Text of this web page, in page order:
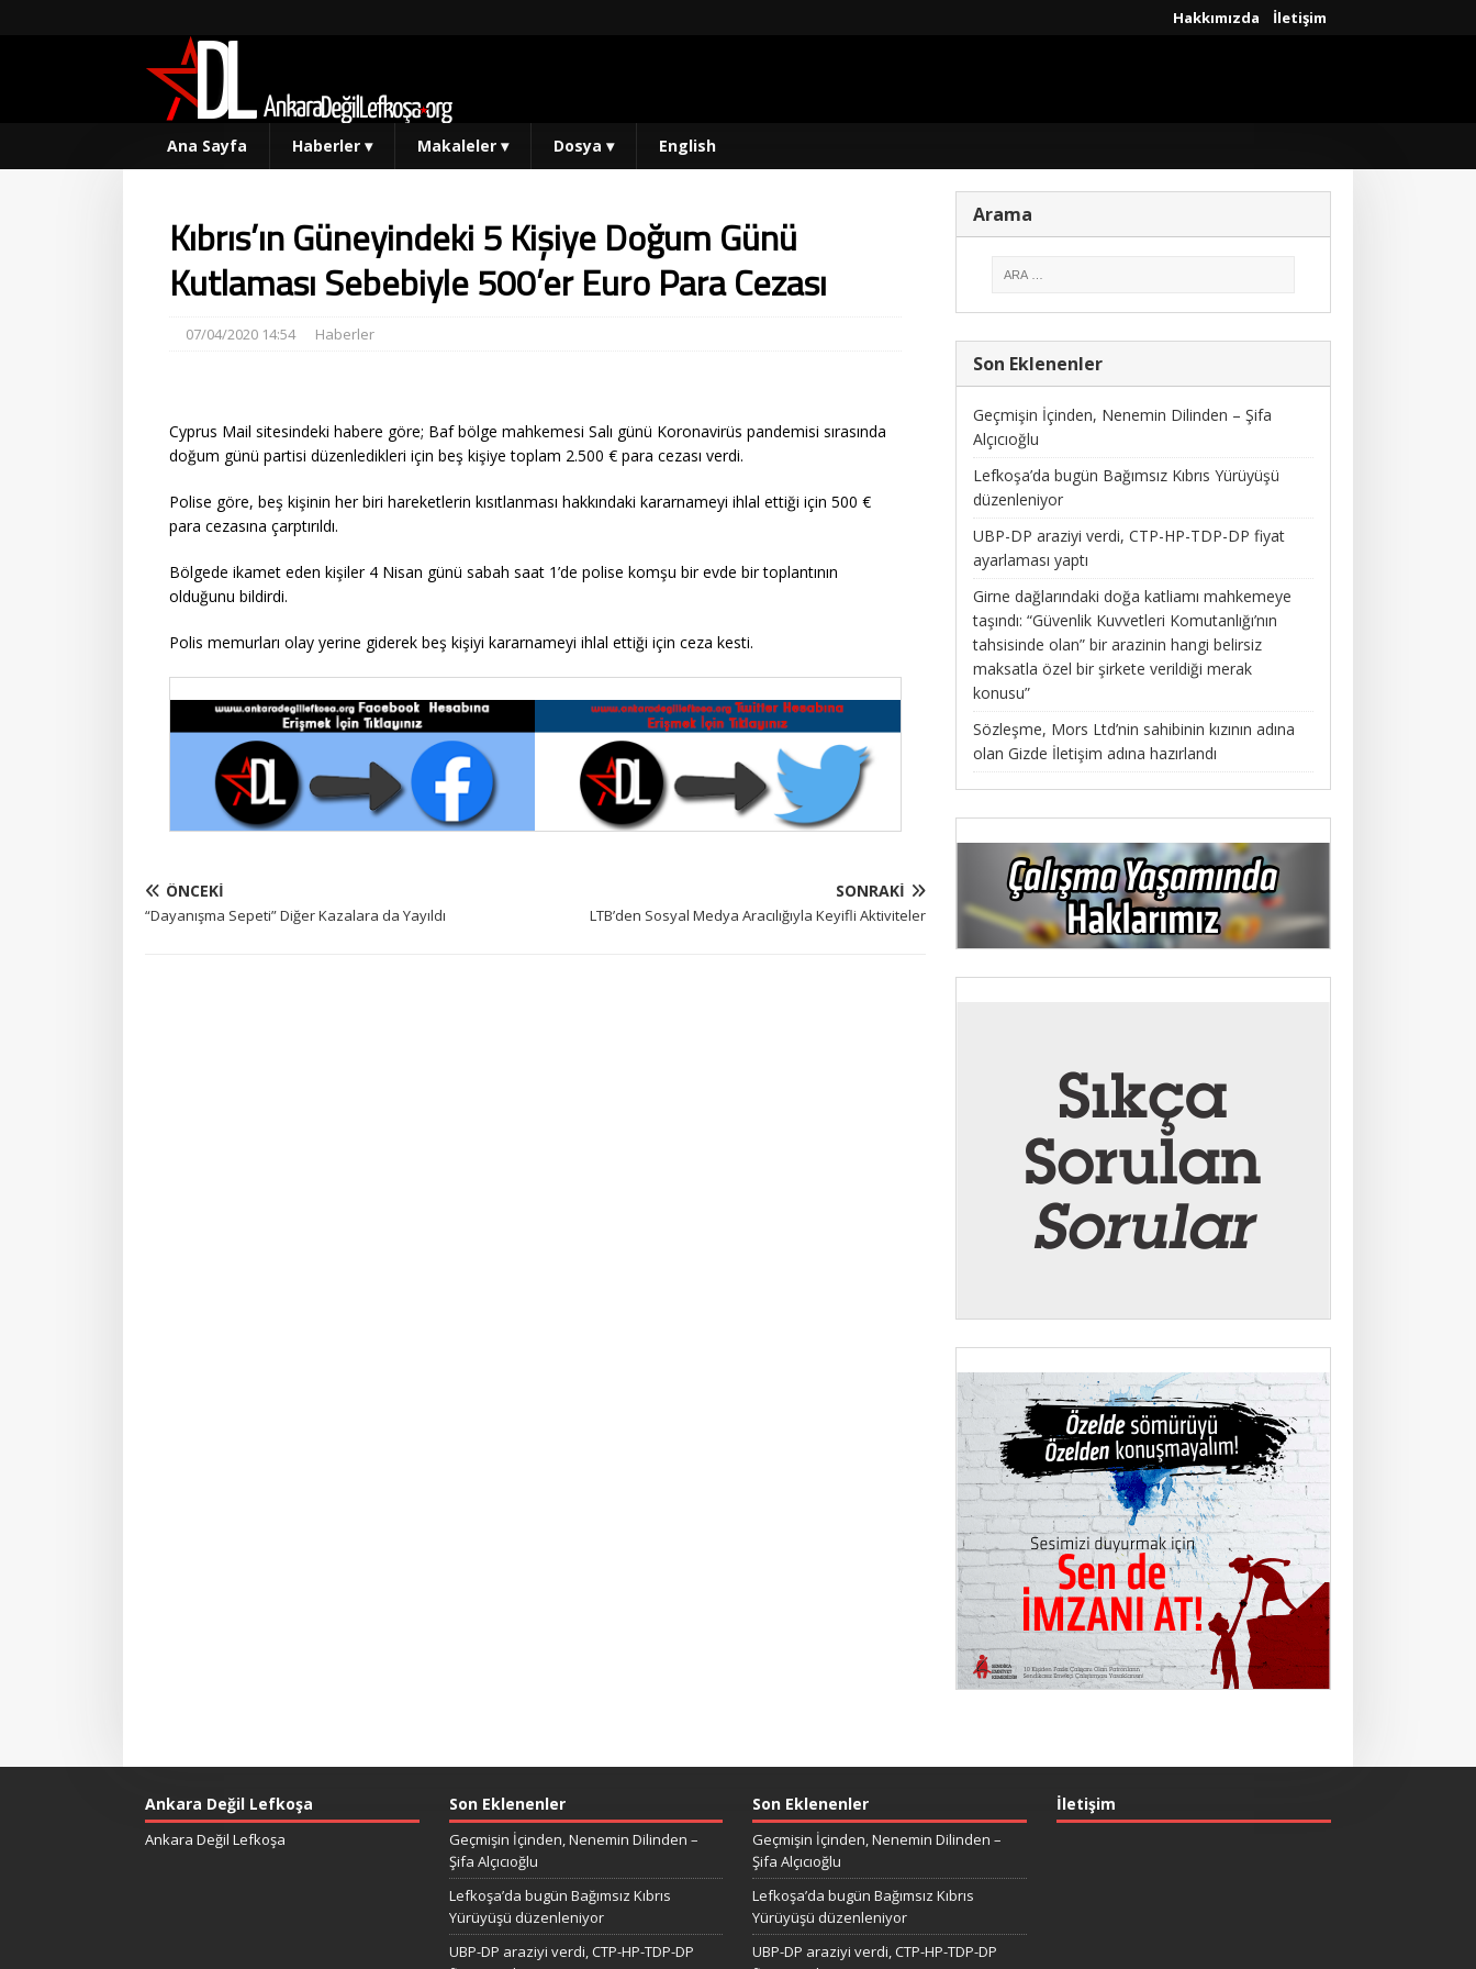
Hakkımızda İletişim
Ana Sayfa Haberler ▾ Makaleler ▾ Dosya ▾ English
Kıbrıs’ın Güneyindeki 5 Kişiye Doğum Günü
Kutlaması Sebebiyle 500’er Euro Para Cezası
07/04/2020 14:54 Haberler
Cyprus Mail sitesindeki habere göre; Baf bölge mahkemesi Salı günü Koronavirüs pandemisi sırasında
doğum günü partisi düzenledikleri için beş kişiye toplam 2.500 € para cezası verdi.
Polise göre, beş kişinin her biri hareketlerin kısıtlanması hakkındaki kararnameyi ihlal ettiği için 500 €
para cezasına çarptırıldı.
Bölgede ikamet eden kişiler 4 Nisan günü sabah saat 1’de polise komşu bir evde bir toplantının
olduğunu bildirdi.
Polis memurları olay yerine giderek beş kişiyi kararnameyi ihlal ettiği için ceza kesti.
ÖNCEKI
“Dayanışma Sepeti” Diğer Kazalara da Yayıldı
SONRAKI
LTB’den Sosyal Medya Aracılığıyla Keyifli Aktiviteler
Arama
Son Eklenenler
Geçmişin İçinden, Nenemin Dilinden – Şifa
Alçıcıoğlu
Lefkoşa’da bugün Bağımsız Kıbrıs Yürüyüşü
düzenleniyor
UBP-DP araziyi verdi, CTP-HP-TDP-DP fiyat
ayarlaması yaptı
Girne dağlarındaki doğa katliamı mahkemeye
taşındı: “Güvenlik Kuvvetleri Komutanlığı’nın
tahsisinde olan” bir arazinin hangi belirsiz
maksatla özel bir şirkete verildiği merak
konusu”
Sözleşme, Mors Ltd’nin sahibinin kızının adına
olan Gizde İletişim adına hazırlandı
Ankara Değil Lefkoşa
Ankara Değil Lefkoşa
Son Eklenenler
Geçmişin İçinden, Nenemin Dilinden –
Şifa Alçıcıoğlu
Lefkoşa’da bugün Bağımsız Kıbrıs
Yürüyüşü düzenleniyor
UBP-DP araziyi verdi, CTP-HP-TDP-DP
Son Eklenenler
Geçmişin İçinden, Nenemin Dilinden –
Şifa Alçıcıoğlu
Lefkoşa’da bugün Bağımsız Kıbrıs
Yürüyüşü düzenleniyor
UBP-DP araziyi verdi, CTP-HP-TDP-DP
İletişim